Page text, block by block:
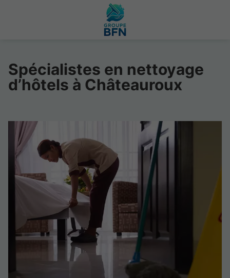
Spécialistes en nettoyage
d’hôtels à Châteauroux